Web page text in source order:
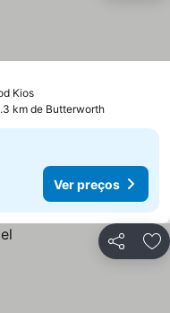
Kios
km de Butterworth
Ver preços
Partilhar